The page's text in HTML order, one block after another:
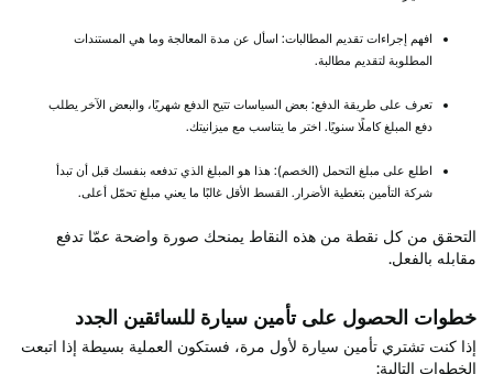
افهم إجراءات تقديم المطالبات: اسأل عن مدة المعالجة وما هي المستندات
المطلوبة لتقديم مطالبة.
تعرف على طريقة الدفع: بعض السياسات تتيح الدفع شهريًا، والبعض الآخر يطلب
دفع المبلغ كاملًا سنويًا. اختر ما يتناسب مع ميزانيتك.
اطلع على مبلغ التحمل (الخصم): هذا هو المبلغ الذي تدفعه بنفسك قبل أن تبدأ
شركة التأمين بتغطية الأضرار. القسط الأقل غالبًا ما يعني مبلغ تحمّل أعلى.
التحقق من كل نقطة من هذه النقاط يمنحك صورة واضحة عمّا تدفع
مقابله بالفعل.
خطوات الحصول على تأمين سيارة للسائقين الجدد
إذا كنت تشتري تأمين سيارة لأول مرة، فستكون العملية بسيطة إذا اتبعت
الخطوات التالية: